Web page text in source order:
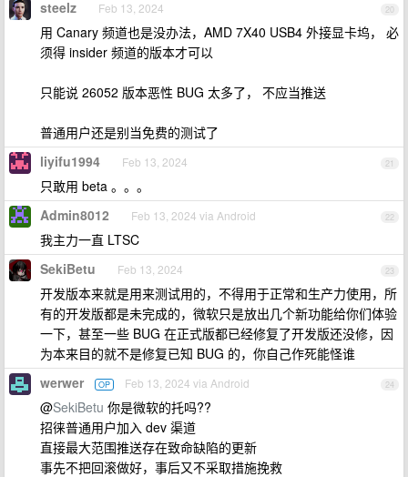
20
steelz Feb 13, 2024
用 Canary 频道也是没办法，AMD 7X40 USB4 外接显卡坞， 必
须得 insider 频道的版本才可以
只能说 26052 版本恶性 BUG 太多了， 不应当推送
普通用户还是别当免费的测试了
21
liyifu1994 Feb 13, 2024
只敢用 beta 。。。
22
Admin8012 Feb 13, 2024 via Android
我主力一直 LTSC
23
SekiBetu Feb 13, 2024
开发版本来就是用来测试用的，不得用于正常和生产力使用，所
有的开发版都是未完成的，微软只是放出几个新功能给你们体验
一下，甚至一些 BUG 在正式版都已经修复了开发版还没修，因
为本来目的就不是修复已知 BUG 的，你自己作死能怪谁
24
werwer OP Feb 13, 2024 via Android
@SekiBetu 你是微软的托吗??
招徕普通用户加入 dev 渠道
直接最大范围推送存在致命缺陷的更新
事先不把回滚做好，事后又不采取措施挽救